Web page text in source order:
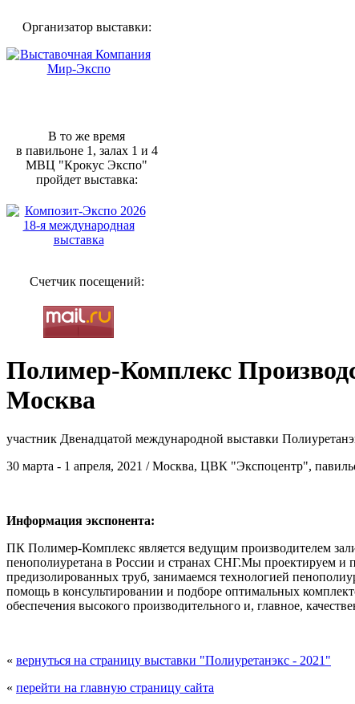
Организатор выставки:
В то же время
в павильоне 1, залах 1 и 4
МВЦ "Крокус Экспо"
пройдет выставка:
Счетчик посещений:
Полимер-Комплекс
Москва
участник Двенадцатой международной выставки
30 марта - 1 апреля, 2021 / Москва, ЦВК "Экспоцентр",
Информация экспонента:
ПК Полимер-Комплекс является ведущим производителем
пенополиуретана в России и странах СНГ.Мы проектируем и
предизолированных труб, занимаемся технологией
помощь в консультировании и подборе оптимальных
обеспечения высокого производительного и, главное,
« вернуться на страницу выставки "Полиуретанэкс - 2021"
« перейти на главную страницу сайта